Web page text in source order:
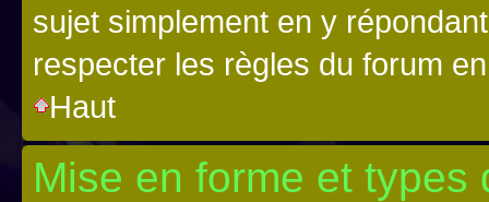
sujet simplement en y
respecter les règles du forum
Haut
Mise en forme et types